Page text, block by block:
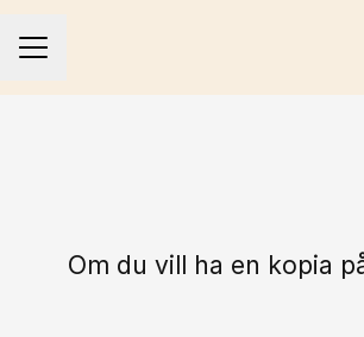
KARRIÄRMENY
Om du vill ha en kopia